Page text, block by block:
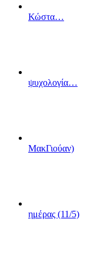
Κώστα…
ψυχολογία…
ΜακΓιούαν)
ημέρας (11/5)